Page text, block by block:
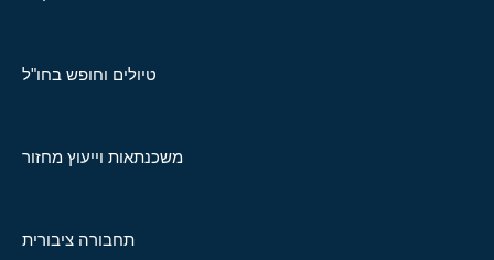
טיולים וחופש בחו"ל
משכנתאות וייעוץ מחזור
תחבורה ציבורית